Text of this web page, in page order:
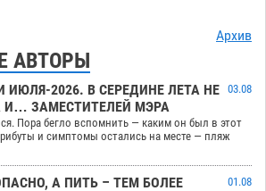
Архив
АВТОРЫ
ИЮЛЯ-2026. В СЕРЕДИНЕ ЛЕТА НЕ
И… ЗАМЕСТИТЕЛЕЙ МЭРА
03.08
Пора бегло вспомнить — каким он был в этот
и симптомы остались на месте — пляж
А ПИТЬ – ТЕМ БОЛЕЕ
01.08